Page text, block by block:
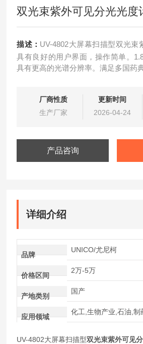
双光束紫外可见分光光度
描述： UV-4802大屏幕扫描型双光束
具有良好的用户界面，操作简单。
具有更高的光谱分辨率。满足多国药
厂商性质
生产厂家
更新时间
2026-04-24
产品咨询
详细介绍
品牌
UNICO/尤尼柯
价格区间
2万-5万
产地类别
国产
应用领域
化工,生物产业,石油,制
UV-4802大屏幕扫描型双光束紫外可见